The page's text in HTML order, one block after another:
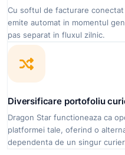
Cu softul de facturare
emite automat in momentul
pas separat in fluxul zilnic.
Diversificare portofoliu
Dragon Star functioneaza ca
platformei tale, oferind o
dependenta de un singur